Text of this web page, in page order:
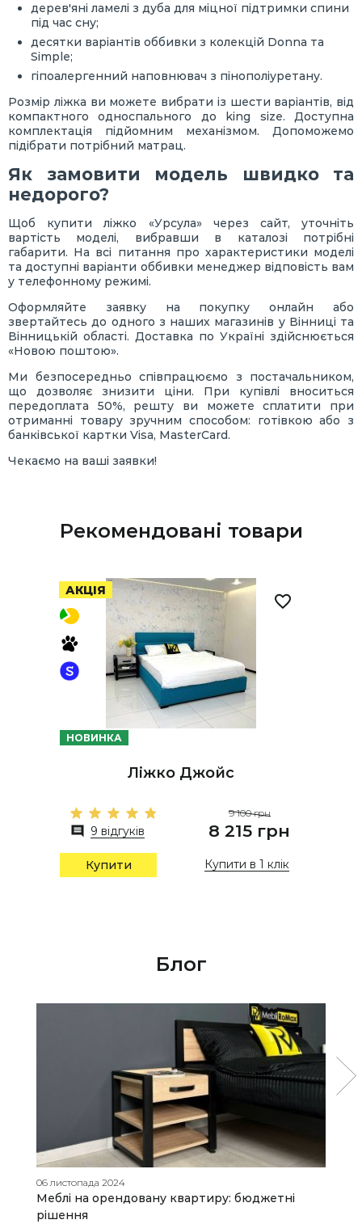
дерев'яні ламелі з дуба для міцної підтримки спини
під час сну;
десятки варіантів оббивки з колекцій Donna та
Simple;
гіпоалергенний наповнювач з пінополіуретану.
Розмір ліжка ви можете вибрати із шести варіантів, від
компактного односпального до king size. Доступна
комплектація підйомним механізмом. Допоможемо
підібрати потрібний матрац.
Як замовити модель швидко та
недорого?
Щоб купити ліжко «Урсула» через сайт, уточніть
вартість моделі, вибравши в каталозі потрібні
габарити. На всі питання про характеристики моделі
та доступні варіанти оббивки менеджер відповість вам
у телефонному режимі.
Оформляйте заявку на покупку онлайн або
звертайтесь до одного з наших магазинів у Вінниці та
Вінницькій області. Доставка по Україні здійснюється
«Новою поштою».
Ми безпосередньо співпрацюємо з постачальником,
що дозволяє знизити ціни. При купівлі вноситься
передоплата 50%, решту ви можете сплатити при
отриманні товару зручним способом: готівкою або з
банківської картки Visa, MasterCard.
Чекаємо на ваші заявки!
Рекомендовані товари
АКЦІЯ
НОВИНКА
Ліжко Джойс
9 відгуків
9 100 грн
8 215 грн
Купити Купити в 1 клік
Блог
06 листопада 2024
Меблі на орендовану квартиру: бюджетні
рішення